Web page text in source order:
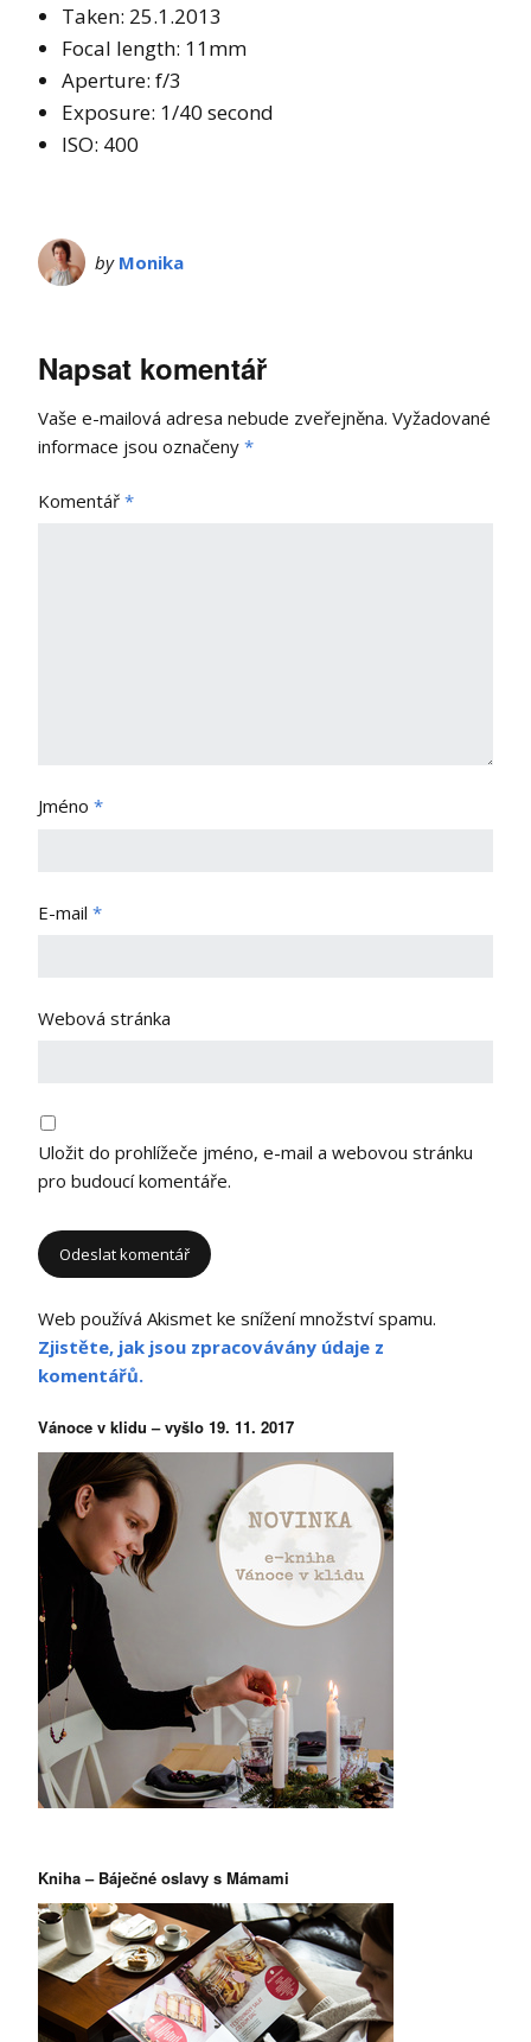
Taken: 25.1.2013
Focal length: 11mm
Aperture: f/3
Exposure: 1/40 second
ISO: 400
by Monika
Napsat komentář
Vaše e-mailová adresa nebude zveřejněna. Vyžadované
informace jsou označeny *
Komentář *
Jméno *
E-mail *
Webová stránka
Uložit do prohlížeče jméno, e-mail a webovou stránku
pro budoucí komentáře.
Web používá Akismet ke snížení množství spamu.
Zjistěte, jak jsou zpracovávány údaje z
komentářů.
Vánoce v klidu – vyšlo 19. 11. 2017
Kniha – Báječné oslavy s Mámami